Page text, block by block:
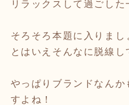
リラックスして過ごした
そろそろ本題に入りまし
とはいえそんなに脱線し
やっぱりブランドなん
すよね！